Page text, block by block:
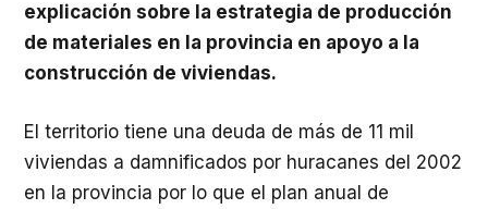
explicación sobre la estrategia de producción
de materiales en la provincia en apoyo a la
construcción de viviendas.
El territorio tiene una deuda de más de 11 mil
viviendas a damnificados por huracanes del 2002
en la provincia por lo que el plan anual de